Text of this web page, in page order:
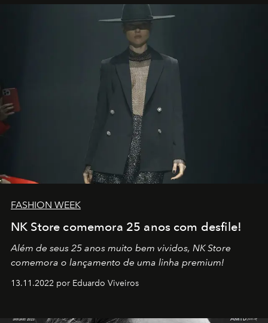
por propósitos, com um claro senso de missão na vida e
FASHION WEEK
NK Store comemora 25 anos com desfile!
Além de seus 25 anos muito bem vividos, NK Store
comemora o lançamento de uma linha premium!
13.11.2022 por Eduardo Viveiros